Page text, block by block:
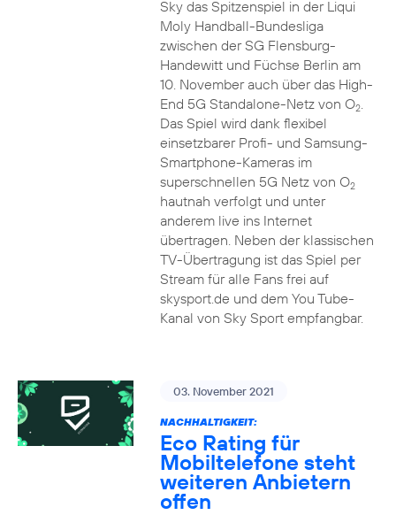
Sky das Spitzenspiel in der Liqui
Moly Handball-Bundesliga
zwischen der SG Flensburg-
Handewitt und Füchse Berlin am
10. November auch über das High-
End 5G Standalone-Netz von O2.
Das Spiel wird dank flexibel
einsetzbarer Profi- und Samsung-
Smartphone-Kameras im
superschnellen 5G Netz von O2
hautnah verfolgt und unter
anderem live ins Internet
übertragen. Neben der klassischen
TV-Übertragung ist das Spiel per
Stream für alle Fans frei auf
skysport.de und dem You Tube-
Kanal von Sky Sport empfangbar.
03. November 2021
NACHHALTIGKEIT:
Eco Rating für
Mobiltelefone steht
weiteren Anbietern
offen